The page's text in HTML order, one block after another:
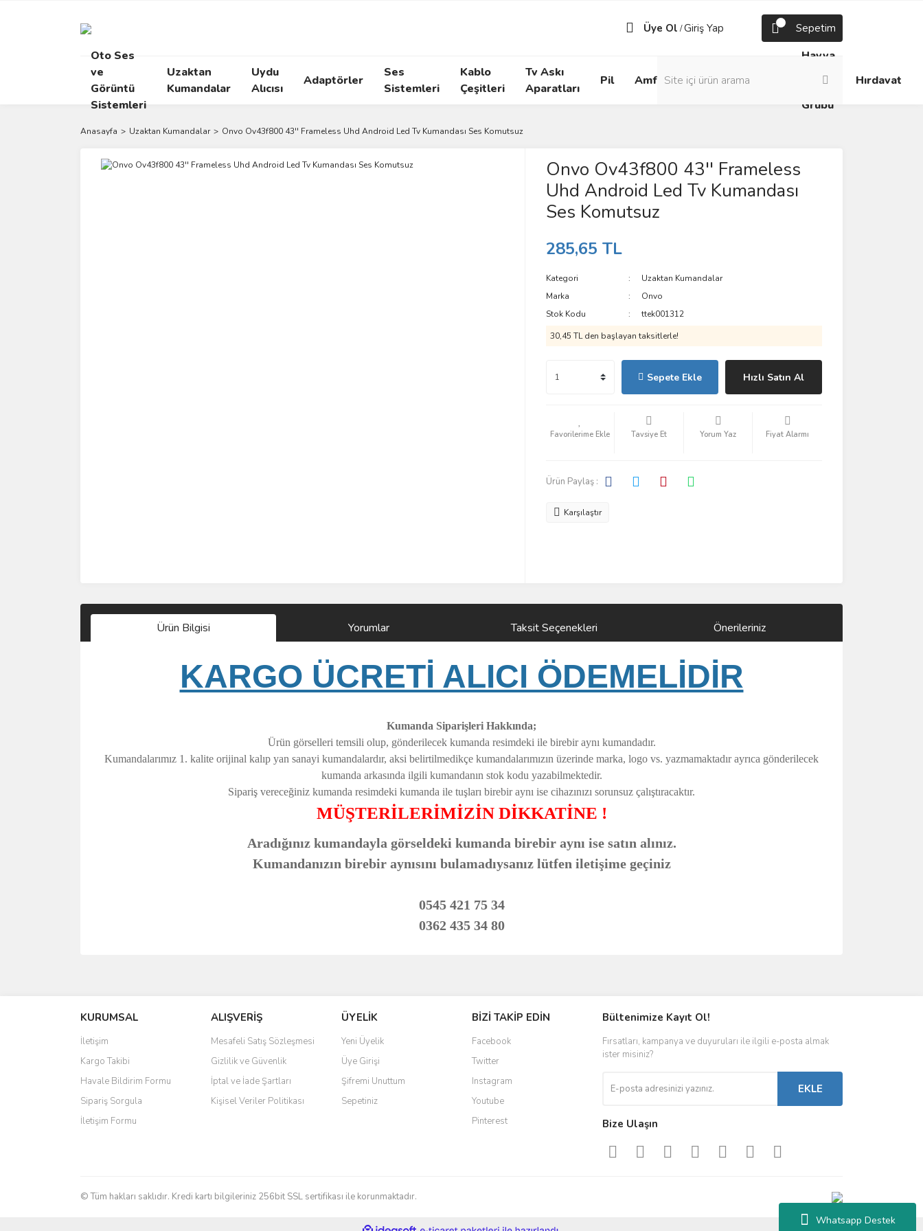
Whatsapp Destek
Üye Ol /Giriş Yap Sepetim
Oto Ses
ve
Görüntü
Sistemleri
Uzaktan
Kumandalar
Uydu
Alıcısı
Adaptörler
Ses
Sistemleri
Kablo
Çeşitleri
Tv Askı
Aparatları
Pil Amfi
Box
Prizler
Havya
Lehim
Grubu
Hırdavat
Anasayfa Uzaktan Kumandalar Onvo Ov43f800 43'' Frameless Uhd Android Led Tv Kumandası Ses Komutsuz
Onvo Ov43f800 43'' Frameless
Uhd Android Led Tv Kumandası
Ses Komutsuz
285,65 TL
Kategori
Uzaktan Kumandalar
Marka
Onvo
Stok Kodu
ttek001312
30,45 TL den başlayan taksitlerle!
Sepete Ekle Hızlı Satın Al
Tavsiye Et Yorum Yaz Fiyat Alarmı
Ürün Paylaş :
Karşılaştır
Ürün Bilgisi Yorumlar Taksit Seçenekleri Önerileriniz
KARGO ÜCRETİ ALICI ÖDEMELİDİR
Kumanda Siparişleri Hakkında;
Ürün görselleri temsili olup, gönderilecek kumanda resimdeki ile birebir aynı kumandadır.
Kumandalarımız 1. kalite orijinal kalıp yan sanayi kumandalardır, aksi belirtilmedikçe kumandalarımızın üzerinde marka, logo vs. yazmamaktadır ayrıca gönderilecek
kumanda arkasında ilgili kumandanın stok kodu yazabilmektedir.
Sipariş vereceğiniz kumanda resimdeki kumanda ile tuşları birebir aynı ise cihazınızı sorunsuz çalıştıracaktır.
MÜŞTERİLERİMİZİN DİKKATİNE !
Aradığınız kumandayla görseldeki kumanda birebir aynı ise satın alınız.
Kumandanızın birebir aynısını bulamadıysanız lütfen iletişime geçiniz
0545 421 75 34
0362 435 34 80
Ürün resmi kalitesiz, bozuk veya görüntülenemiyor.
Ürün açıklamasında eksik bilgiler bulunuyor.
Ürün bilgilerinde hatalar bulunuyor.
Ürün fiyatı diğer sitelerden daha pahalı.
Bu ürüne benzer farklı alternatifler olmalı.
KURUMSAL
İletişim
Kargo Takibi
Havale Bildirim Formu
Sipariş Sorgula
İletişim Formu
ALIŞVERİŞ
Mesafeli Satış Sözleşmesi
Gizlilik ve Güvenlik
İptal ve İade Şartları
Kişisel Veriler Politikası
ÜYELİK
Yeni Üyelik
Üye Girişi
Şifremi Unuttum
Sepetiniz
BİZİ TAKİP EDİN
Facebook
Twitter
Instagram
Youtube
Pinterest
Bültenimize Kayıt Ol!
Fırsatları, kampanya ve duyuruları ile ilgili e-posta almak
ister misiniz?
EKLE
Bize Ulaşın
© Tüm hakları saklıdır. Kredi kartı bilgileriniz 256bit SSL sertifikası ile korunmaktadır.